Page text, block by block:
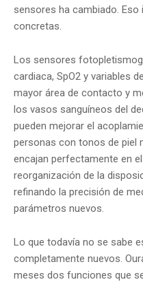
sensores ha cambiado.
concretas.
Los sensores
cardiaca, SpO2 y variables
mayor área de contacto y
los vasos sanguíneos del
pueden mejorar el
personas con tonos de piel
encajan perfectamente en
reorganización de la
refinando la precisión de
parámetros nuevos.
Lo que todavía no se sabe
completamente nuevos.
meses dos funciones que